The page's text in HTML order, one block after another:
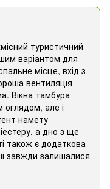
туристичний
варіантом для
місце, вхід з
вентиляція
Вікна тамбура
оглядом, але і
намету
а дно з ще
також є додаткова
завжди залишалися